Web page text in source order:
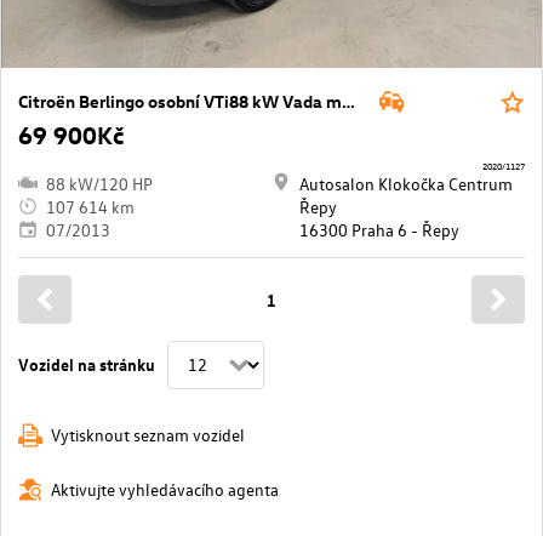
Citroën Berlingo osobní VTi88 kW Vada motoru !
69 900Kč
88 kW/120 HP
107 614 km
07/2013
Autosalon Klokočka Centrum
Řepy
16300 Praha 6 - Řepy
2020/1127
Vozidel na stránku
1
Vytisknout seznam vozidel
Aktivujte vyhledávacího agenta